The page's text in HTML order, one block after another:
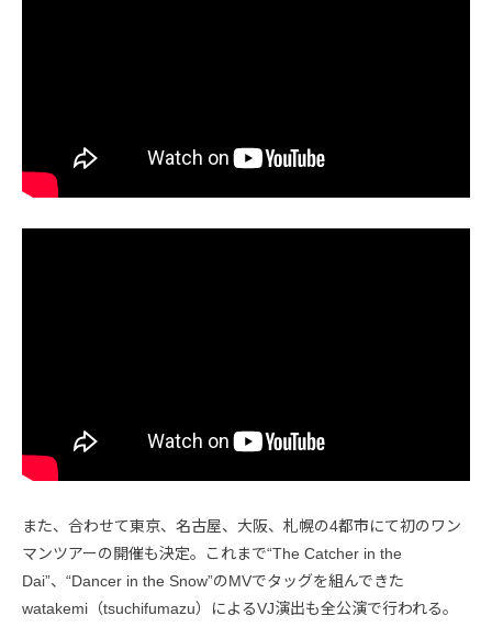
また、合わせて東京、名古屋、大阪、札幌の4都市にて初のワン
マンツアーの開催も決定。これまで“The Catcher in the
Dai”、“Dancer in the Snow”のMVでタッグを組んできた
watakemi（tsuchifumazu）によるVJ演出も全公演で行われる。